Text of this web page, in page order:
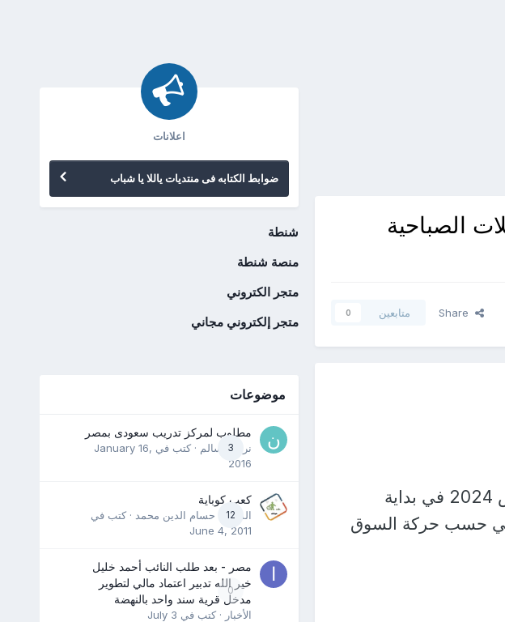
Share متابعين 0
ينشر موقع آخر الأنباء أسعار الذهب اليوم الأحد 17 مارس 2024 في بداية
علي حسب حركة السوق
اعلانات
ضوابط الكتابه فى منتديات ياللا يا شباب
شنطة
منصة شنطة
متجر الكتروني
متجر إلكتروني مجاني
موضوعات
3
مطلوب لمركز تدريب سعودى بمصر
نرمين سالم · كتب في January 16,
2016
12
كعب كوباية
المدرب حسام الدين محمد · كتب في
June 4, 2011
0
مصر - بعد طلب النائب أحمد خليل
خير الله تدبير اعتماد مالي لتطوير
مدخل قرية سند واحد بالنهضة
الأخبار · كتب في July 3